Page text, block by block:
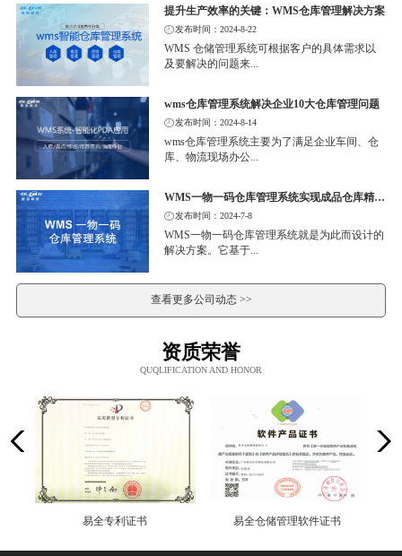
提升生产效率的关键：WMS仓库管理解决方案
发布时间：2024-8-22
WMS 仓储管理系统可根据客户的具体需求以
及要解决的问题来...
wms仓库管理系统解决企业10大仓库管理问题
发布时间：2024-8-14
wms仓库管理系统主要为了满足企业车间、仓
库、物流现场办公...
WMS一物一码仓库管理系统实现成品仓库精细化管理
发布时间：2024-7-8
WMS一物一码仓库管理系统就是为此而设计的
解决方案。它基于...
查看更多公司动态 >>
资质荣誉
QUQLIFICATION AND HONOR
易全专利证书 易全仓储管理软件证书